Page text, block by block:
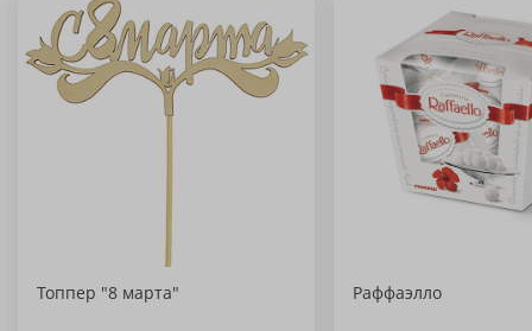
Топпер "8 марта" Раффаэлло